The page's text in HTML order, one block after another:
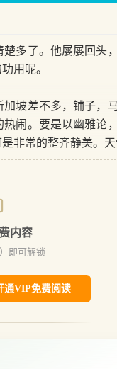
了。他屡屡回头，
用呢。
差不多，铺子，
闹。要是以幽雅论
非常的整齐静美。
内容
）即可解锁
通VIP免费阅读